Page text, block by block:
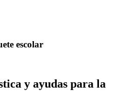
escolar
y ayudas para la